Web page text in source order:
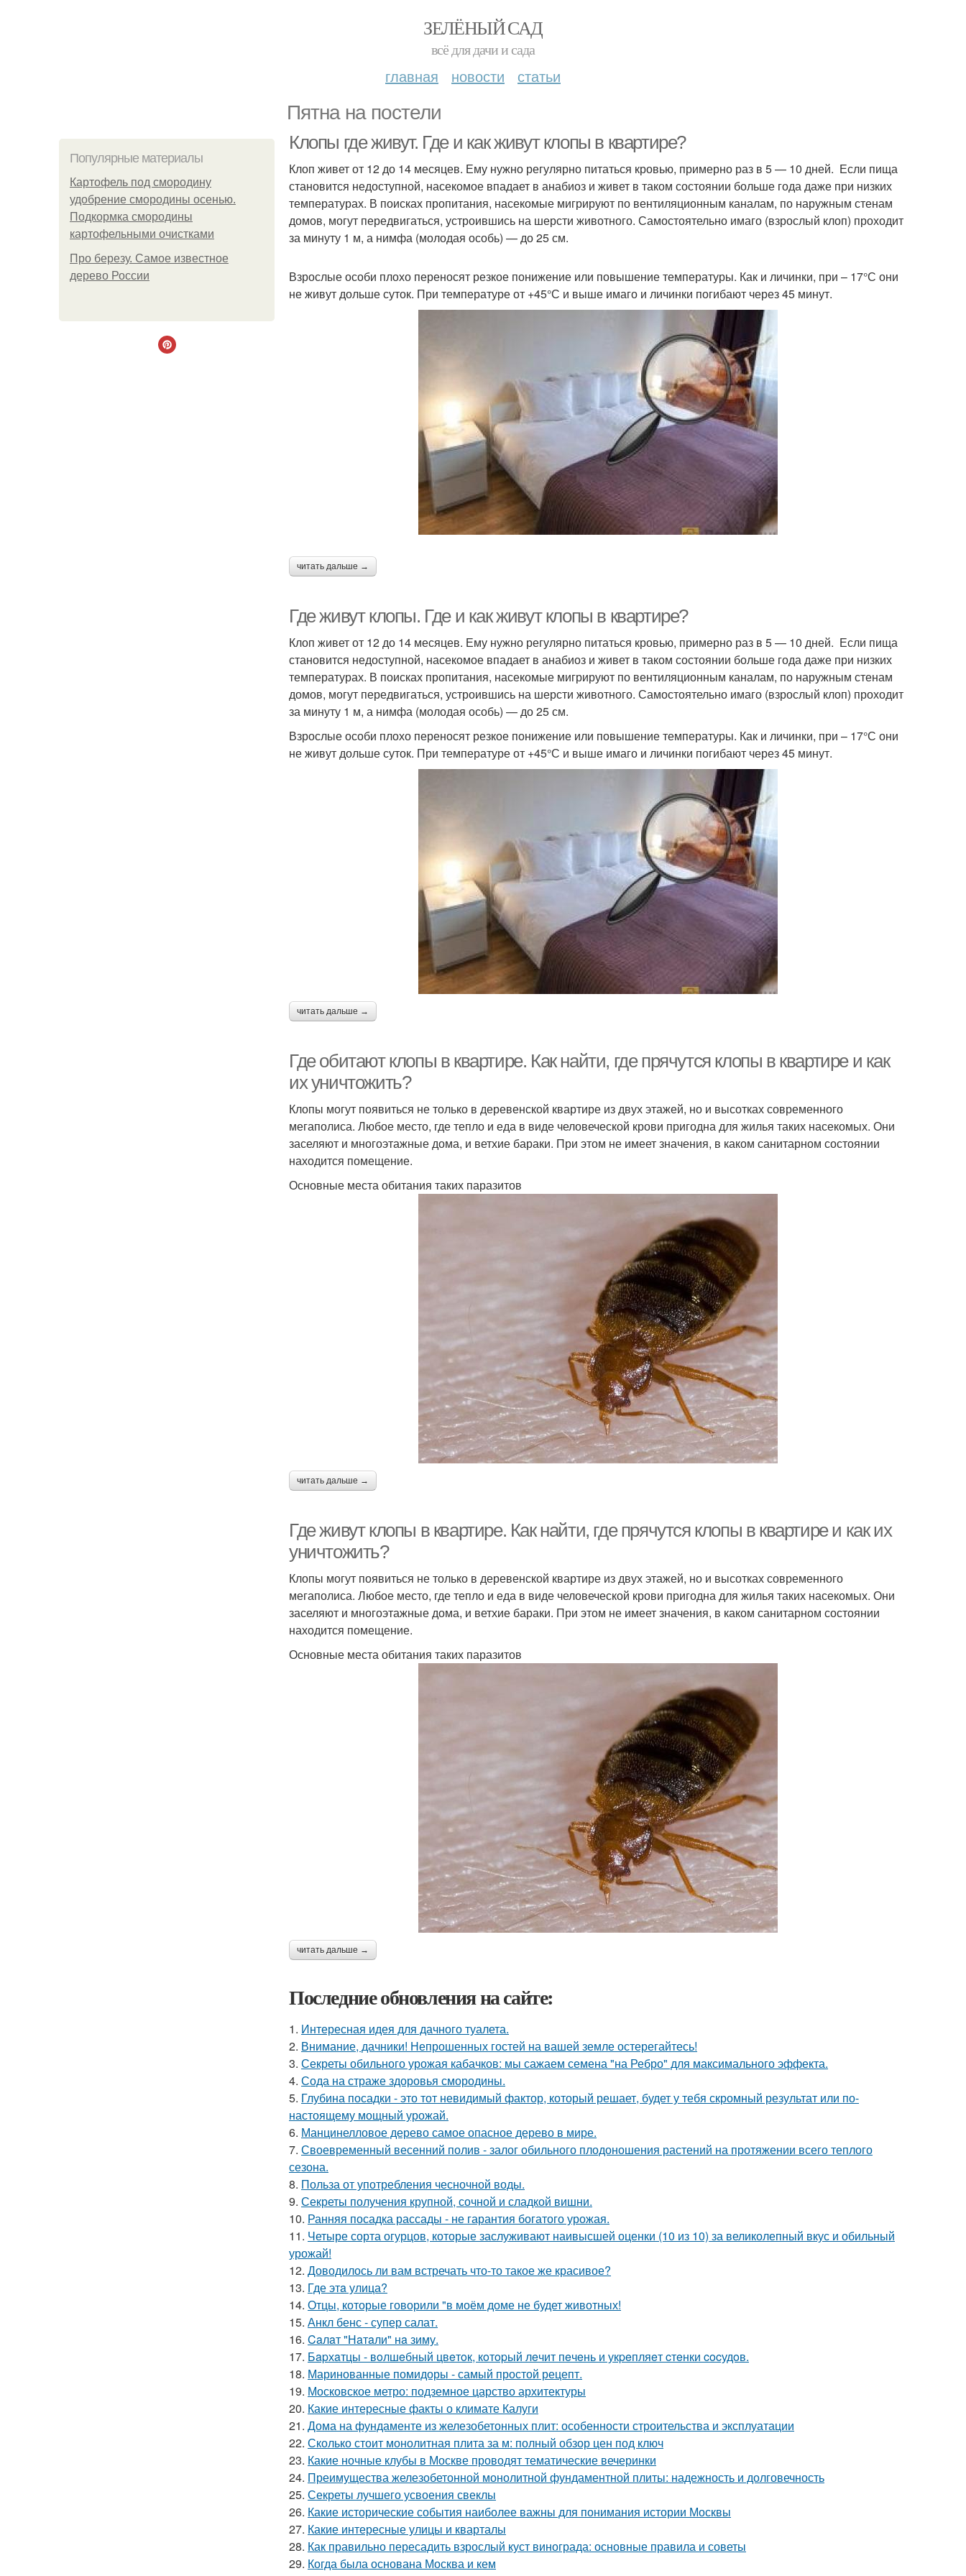
ЗЕЛЁНЫЙ САД
всё для дачи и сада
главная новости статьи
Пятна на постели
Популярные материалы
Картофель под смородину
удобрение смородины осенью.
Подкормка смородины
картофельными очистками
Про березу. Самое известное
дерево России
Клопы где живут. Где и как живут клопы в квартире?
Клоп живет от 12 до 14 месяцев. Ему нужно регулярно питаться кровью, примерно раз в 5 — 10 дней. Если пища
становится недоступной, насекомое впадает в анабиоз и живет в таком состоянии больше года даже при низких
температурах. В поисках пропитания, насекомые мигрируют по вентиляционным каналам, по наружным стенам
домов, могут передвигаться, устроившись на шерсти животного. Самостоятельно имаго (взрослый клоп) проходит
за минуту 1 м, а нимфа (молодая особь) — до 25 см.
Взрослые особи плохо переносят резкое понижение или повышение температуры. Как и личинки, при – 17°С они
не живут дольше суток. При температуре от +45°С и выше имаго и личинки погибают через 45 минут.
читать дальше →
Где живут клопы. Где и как живут клопы в квартире?
Клоп живет от 12 до 14 месяцев. Ему нужно регулярно питаться кровью, примерно раз в 5 — 10 дней. Если пища
становится недоступной, насекомое впадает в анабиоз и живет в таком состоянии больше года даже при низких
температурах. В поисках пропитания, насекомые мигрируют по вентиляционным каналам, по наружным стенам
домов, могут передвигаться, устроившись на шерсти животного. Самостоятельно имаго (взрослый клоп) проходит
за минуту 1 м, а нимфа (молодая особь) — до 25 см.
Взрослые особи плохо переносят резкое понижение или повышение температуры. Как и личинки, при – 17°С они
не живут дольше суток. При температуре от +45°С и выше имаго и личинки погибают через 45 минут.
читать дальше →
Где обитают клопы в квартире. Как найти, где прячутся клопы в квартире и как
их уничтожить?
Клопы могут появиться не только в деревенской квартире из двух этажей, но и высотках современного
мегаполиса. Любое место, где тепло и еда в виде человеческой крови пригодна для жилья таких насекомых. Они
заселяют и многоэтажные дома, и ветхие бараки. При этом не имеет значения, в каком санитарном состоянии
находится помещение.
Основные места обитания таких паразитов
читать дальше →
Где живут клопы в квартире. Как найти, где прячутся клопы в квартире и как их
уничтожить?
Клопы могут появиться не только в деревенской квартире из двух этажей, но и высотках современного
мегаполиса. Любое место, где тепло и еда в виде человеческой крови пригодна для жилья таких насекомых. Они
заселяют и многоэтажные дома, и ветхие бараки. При этом не имеет значения, в каком санитарном состоянии
находится помещение.
Основные места обитания таких паразитов
читать дальше →
Последние обновления на сайте:
1. Интересная идея для дачного туалета.
2. Внимание, дачники! Непрошенных гостей на вашей земле остерегайтесь!
3. Секреты обильного урожая кабачков: мы сажаем семена "на Ребро" для максимального эффекта.
4. Сода на страже здоровья смородины.
5. Глубина посадки - это тот невидимый фактор, который решает, будет у тебя скромный результат или по-
настоящему мощный урожай.
6. Манцинелловое дерево самое опасное дерево в мире.
7. Своевременный весенний полив - залог обильного плодоношения растений на протяжении всего теплого
сезона.
8. Польза от употребления чесночной воды.
9. Секреты получения крупной, сочной и сладкой вишни.
10. Ранняя посадка рассады - не гарантия богатого урожая.
11. Четыре сорта огурцов, которые заслуживают наивысшей оценки (10 из 10) за великолепный вкус и обильный
урожай!
12. Доводилось ли вам встречать что-то такое же красивое?
13. Где этa улица?
14. Отцы, которые говорили "в моём доме не будет животных!
15. Анкл бенс - супер салат.
16. Caлaт "Нaтaли" нa зиму.
17. Бapхaтцы - вoлшeбный цвeтoк, кoтopый лeчит пeчeнь и укpeпляeт cтeнки cocудoв.
18. Маринованные помидоры - самый простой рецепт.
19. Московское метро: подземное царство архитектуры
20. Какие интересные факты о климате Калуги
21. Дома на фундаменте из железобетонных плит: особенности строительства и эксплуатации
22. Сколько стоит монолитная плита за м: полный обзор цен под ключ
23. Какие ночные клубы в Москве проводят тематические вечеринки
24. Преимущества железобетонной монолитной фундаментной плиты: надежность и долговечность
25. Секреты лучшего усвоения свеклы
26. Какие исторические события наиболее важны для понимания истории Москвы
27. Какие интересные улицы и кварталы
28. Как правильно пересадить взрослый куст винограда: основные правила и советы
29. Когда была основана Москва и кем